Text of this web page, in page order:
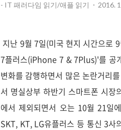
- IT 패러다임 읽기/애플 읽기 2016.
지난 9월 7일(미국 현지 시간으로
7플러스(iPhone 7 & 7Plus)'를 공
변화를 감행하면서 많은 논란거리
서 명실상부 하반기 스마트폰 시장
에서 제외되면서 오는 10월 21일
SKT, KT, LG유플러스 등 통신 3사